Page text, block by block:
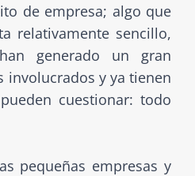
de empresa; algo que
relativamente sencillo,
generado un gran
involucrados y ya tienen
cuestionar: todo
pequeñas empresas y